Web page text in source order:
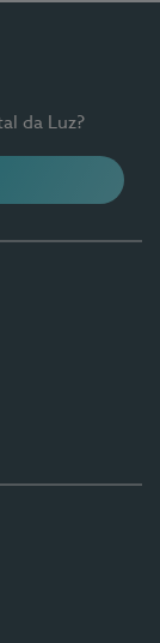
da Luz?